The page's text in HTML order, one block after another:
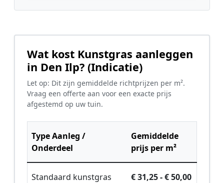
Wat kost Kunstgras aanleggen
in Den Ilp? (Indicatie)
Let op: Dit zijn gemiddelde richtprijzen per m².
Vraag een offerte aan voor een exacte prijs
afgestemd op uw tuin.
Type Aanleg /
Onderdeel
Gemiddelde
prijs per m²
Standaard kunstgras
€ 31,25 - € 50,00